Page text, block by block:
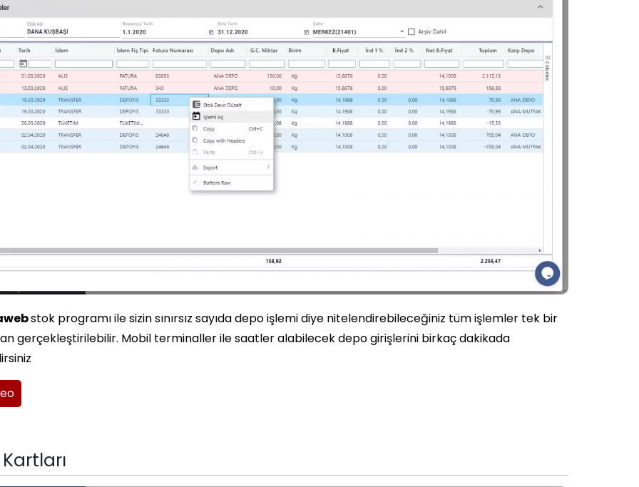
stok programı ile sizin sınırsız sayıda depo işlemi diye nitelendirebileceğiniz tüm işlemler tek bir
gerçekleştirilebilir. Mobil terminaller ile saatler alabilecek depo girişlerini birkaç dakikada